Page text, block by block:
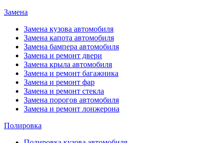
Замена
Замена кузова автомобиля
Замена капота автомобиля
Замена бампера автомобиля
Замена и ремонт двери
Замена крыла автомобиля
Замена и ремонт багажника
Замена и ремонт фар
Замена и ремонт стекла
Замена порогов автомобиля
Замена и ремонт лонжерона
Полировка